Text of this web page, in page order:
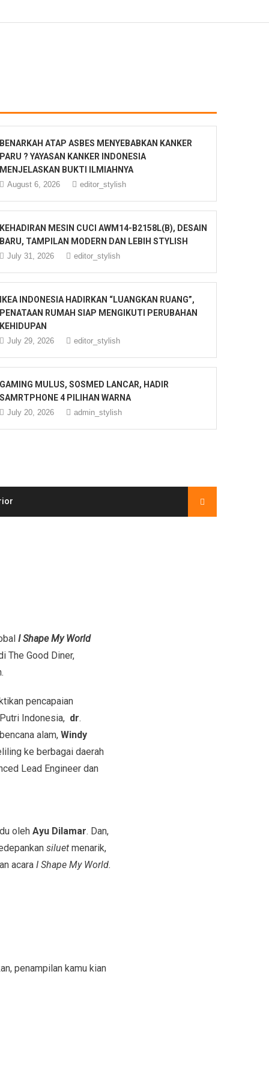
BENARKAH ATAP ASBES MENYEBABKAN KANKER
PARU ? YAYASAN KANKER INDONESIA
MENJELASKAN BUKTI ILMIAHNYA
August 6, 2026 editor_stylish
KEHADIRAN MESIN CUCI AWM14-B2158L(B), DESAIN
BARU, TAMPILAN MODERN DAN LEBIH STYLISH
July 31, 2026 editor_stylish
IKEA INDONESIA HADIRKAN “LUANGKAN RUANG”,
PENATAAN RUMAH SIAP MENGIKUTI PERUBAHAN
KEHIDUPAN
July 29, 2026 editor_stylish
GAMING MULUS, SOSMED LANCAR, HADIR
SAMRTPHONE 4 PILIHAN WARNA
July 20, 2026 admin_stylish
I Shape My World
The Good Diner,
pencapaian
Indonesia, dr.
alam, Windy
ke berbagai daerah
Lead Engineer dan
oleh Ayu Dilamar. Dan,
siluet menarik,
acara I Shape My World.
penampilan kamu kian